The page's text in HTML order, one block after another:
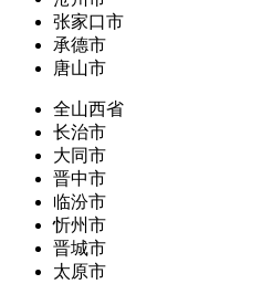
张家口市
承德市
唐山市
全山西省
长治市
大同市
晋中市
临汾市
忻州市
晋城市
太原市